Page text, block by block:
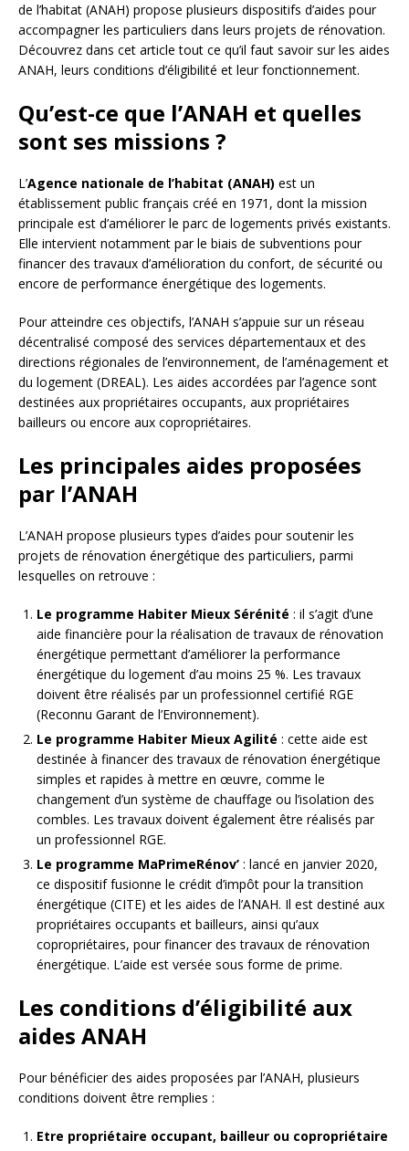
de l’habitat (ANAH) propose plusieurs dispositifs d’aides pour
accompagner les particuliers dans leurs projets de rénovation.
Découvrez dans cet article tout ce qu’il faut savoir sur les aides
ANAH, leurs conditions d’éligibilité et leur fonctionnement.
Qu’est-ce que l’ANAH et quelles
sont ses missions ?
L’Agence nationale de l’habitat (ANAH) est un
établissement public français créé en 1971, dont la mission
principale est d’améliorer le parc de logements privés existants.
Elle intervient notamment par le biais de subventions pour
financer des travaux d’amélioration du confort, de sécurité ou
encore de performance énergétique des logements.
Pour atteindre ces objectifs, l’ANAH s’appuie sur un réseau
décentralisé composé des services départementaux et des
directions régionales de l’environnement, de l’aménagement et
du logement (DREAL). Les aides accordées par l’agence sont
destinées aux propriétaires occupants, aux propriétaires
bailleurs ou encore aux copropriétaires.
Les principales aides proposées
par l’ANAH
L’ANAH propose plusieurs types d’aides pour soutenir les
projets de rénovation énergétique des particuliers, parmi
lesquelles on retrouve :
Le programme Habiter Mieux Sérénité : il s’agit d’une
aide financière pour la réalisation de travaux de rénovation
énergétique permettant d’améliorer la performance
énergétique du logement d’au moins 25 %. Les travaux
doivent être réalisés par un professionnel certifié RGE
(Reconnu Garant de l’Environnement).
Le programme Habiter Mieux Agilité : cette aide est
destinée à financer des travaux de rénovation énergétique
simples et rapides à mettre en œuvre, comme le
changement d’un système de chauffage ou l’isolation des
combles. Les travaux doivent également être réalisés par
un professionnel RGE.
Le programme MaPrimeRénov’ : lancé en janvier 2020,
ce dispositif fusionne le crédit d’impôt pour la transition
énergétique (CITE) et les aides de l’ANAH. Il est destiné aux
propriétaires occupants et bailleurs, ainsi qu’aux
copropriétaires, pour financer des travaux de rénovation
énergétique. L’aide est versée sous forme de prime.
Les conditions d’éligibilité aux
aides ANAH
Pour bénéficier des aides proposées par l’ANAH, plusieurs
conditions doivent être remplies :
Etre propriétaire occupant, bailleur ou copropriétaire